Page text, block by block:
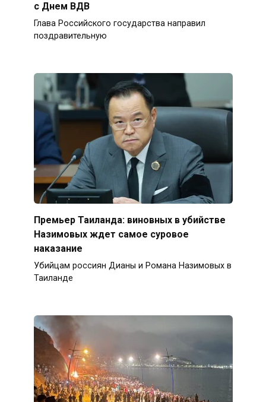
с Днем ВДВ
Глава Российского государства направил
поздравительную
Премьер Таиланда: виновных в убийстве
Назимовых ждет самое суровое
наказание
Убийцам россиян Дианы и Романа Назимовых в
Таиланде